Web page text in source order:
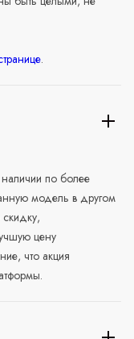
.
по более
модель в другом
цену
что акция